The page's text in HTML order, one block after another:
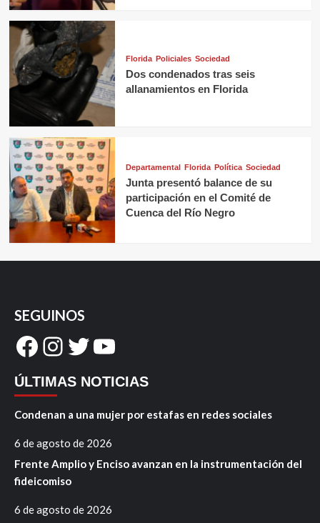
Florida Policiales Sociedad
Dos condenados tras seis
allanamientos en Florida
Departamental Florida Política Sociedad
Junta presentó balance de su
participación en el Comité de
Cuenca del Río Negro
SEGUINOS
Facebook
Instagram
Twitter
YouTube
ÚLTIMAS NOTICIAS
Condenan a una mujer por estafas en redes sociales
6 de agosto de 2026
Frente Amplio y Enciso avanzan en la instrumentación del
fideicomiso
6 de agosto de 2026